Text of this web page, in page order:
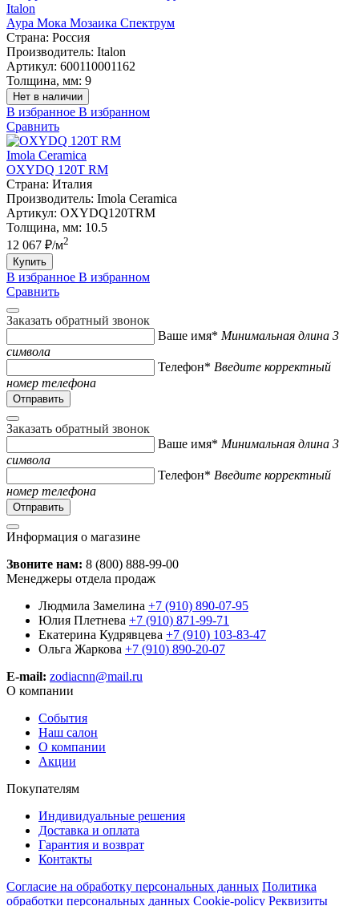
Italon
Аура Мока Мозаика Спектрум
Страна: Россия
Производитель: Italon
Артикул: 600110001162
Толщина, мм: 9
Нет в наличии
В избранное В избранном
Сравнить
Imola Ceramica
OXYDQ 120T RM
Страна: Италия
Производитель: Imola Ceramica
Артикул: OXYDQ120TRM
Толщина, мм: 10.5
12 067 ₽/м2
Купить
В избранное В избранном
Сравнить
Заказать обратный звонок
Ваше имя* Минимальная длина 3
символа
Телефон* Введите корректный
номер телефона
Заказать обратный звонок
Ваше имя* Минимальная длина 3
символа
Телефон* Введите корректный
номер телефона
Информация о магазине
Звоните нам: 8 (800) 888-99-00
Менеджеры отдела продаж
Людмила Замелина +7 (910) 890-07-95
Юлия Плетнева +7 (910) 871-99-71
Екатерина Кудрявцева +7 (910) 103-83-47
Ольга Жаркова +7 (910) 890-20-07
E-mail: zodiacnn@mail.ru
О компании
События
Наш салон
О компании
Акции
Покупателям
Индивидуальные решения
Доставка и оплата
Гарантия и возврат
Контакты
Согласие на обработку персональных данных Политика
обработки персональных данных Cookie-policy Реквизиты